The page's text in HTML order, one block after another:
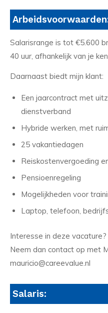
Salarisrange is tot €5.600
40 uur, afhankelijk van je
Daarnaast biedt mijn klant:
Een jaarcontract met
dienstverband
Hybride werken, met
25 vakantiedagen
Reiskostenvergoeding
Pensioenregeling
Mogelijkheden voor
Laptop, telefoon,
Interesse in deze vacature?
Neem dan contact op met
mauricio@careevalue.nl
Salaris: